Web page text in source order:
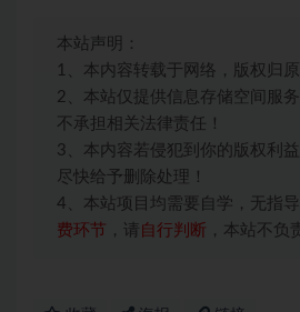
本站声明：
1、本内容转载于网络，版权归原
2、本站仅提供信息存储空间服
不承担相关法律责任！
3、本内容若侵犯到你的版权利
尽快给予删除处理！
4、本站项目均需要自学，无指导
费环节 ，请 自行判断 ，本站不负